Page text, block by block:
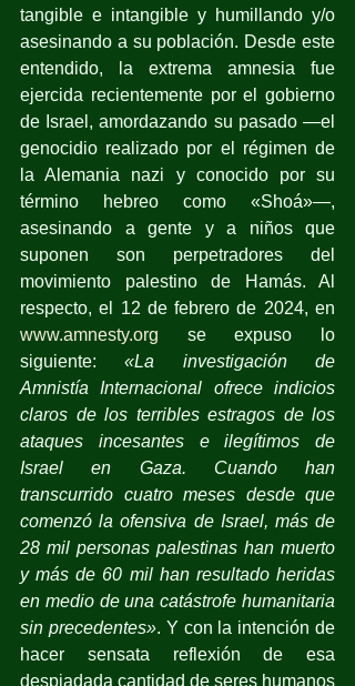
tangible e intangible y humillando y/o
asesinando a su población. Desde este
entendido, la extrema amnesia fue
ejercida recientemente por el gobierno
de Israel, amordazando su pasado —el
genocidio realizado por el régimen de
la Alemania nazi y conocido por su
término hebreo como «Shoá»—,
asesinando a gente y a niños que
suponen son perpetradores del
movimiento palestino de Hamás. Al
www.amnesty.org se
expuso lo
siguiente: «La investigación de
Amnistía Internacional ofrece indicios
claros de los terribles estragos de los
ataques incesantes e ilegítimos de
Israel en Gaza. Cuando han
transcurrido cuatro meses desde que
comenzó la ofensiva de Israel, más de
28 mil personas palestinas han muerto
y más de 60 mil han resultado heridas
en medio de una catástrofe humanitaria
sin precedentes». Y con la intención de
hacer sensata reflexión de esa
despiadada cantidad de seres humanos